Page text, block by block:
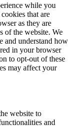
while you
that are
as they are
of the website. We
and understand how
in your browser
to opt-out of these
may affect your
website to
and